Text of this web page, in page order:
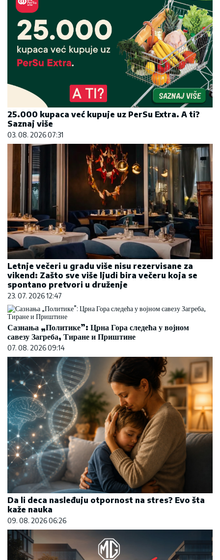
25.000 kupaca već kupuje uz PerSu Extra. A ti?
Saznaj više
03. 08. 2026 07:31
Letnje večeri u gradu više nisu rezervisane za
vikend: Zašto sve više ljudi bira večeru koja se
spontano pretvori u druženje
23. 07. 2026 12:47
Сазнања „Политике”: Црна Гора следећа у војном
савезу Загреба, Тиране и Приштине
07. 08. 2026 09:14
Da li deca nasleđuju otpornost na stres? Evo šta
kaže nauka
09. 08. 2026 06:26